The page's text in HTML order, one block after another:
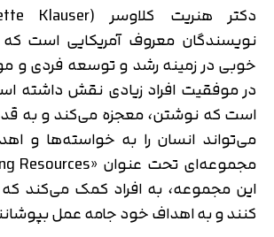
نویسندگان معروف آمریکایی است
خوبی در زمینه رشد و توسعه فردی و
در موفقیت افراد زیادی نقش داشته
است که نوشتن، معجزه می‌کند و به
می‌تواند انسان را به خواسته‌ها و
این مجموعه، به افراد کمک می‌کند
کنند و به اهداف خود جامه عمل